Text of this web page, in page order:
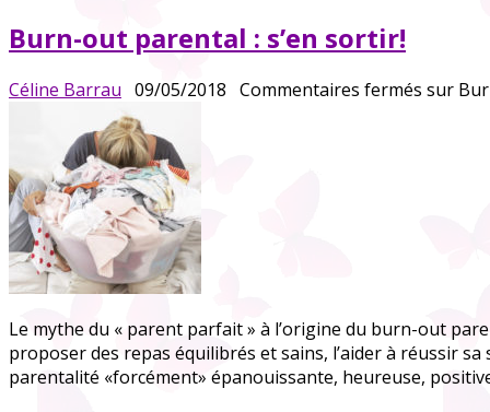
Burn-out parental : s’en sortir!
Céline Barrau 09/05/2018 Commentaires fermés sur
Le mythe du « parent parfait » à l’origine du burn-out
proposer des repas équilibrés et sains, l’aider à réussir
parentalité «forcément» épanouissante, heureuse,